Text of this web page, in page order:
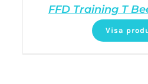
FFD Training T
Visa